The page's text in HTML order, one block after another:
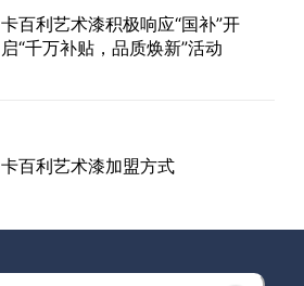
十大艺术涂料品牌两天连签10
单，开业签单数40+，卡百利重
庆长寿店实现开门红
卡百利艺术漆积极响应“国补”开
启“千万补贴，品质焕新”活动
卡百利艺术漆加盟方式